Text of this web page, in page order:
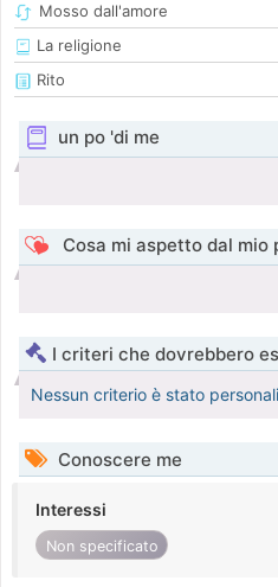
Mosso dall'amore
La religione
Rito
un po 'di me
Cosa mi aspetto dal mio
I criteri che dovrebbero
Nessun criterio è stato
Conoscere me
Interessi
Non specificato